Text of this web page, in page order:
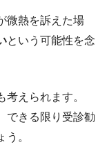
微熱を訴えた場
という可能性を念
えられます。
できる限り受診勧
。